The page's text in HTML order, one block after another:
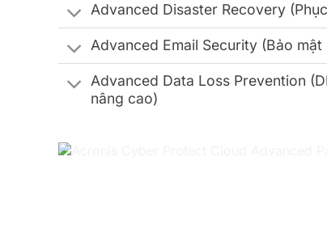
Advanced Disaster Recovery
Advanced Email Security (Bảo mật
Advanced Data Loss Prevention
nâng cao)